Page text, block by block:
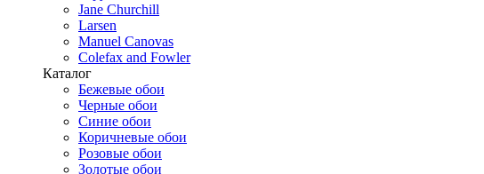
Jane Churchill
Larsen
Manuel Canovas
Colefax and Fowler
Каталог
Бежевые обои
Черные обои
Синие обои
Коричневые обои
Розовые обои
Золотые обои